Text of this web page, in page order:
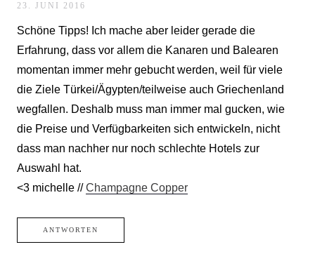
23. JUNI 2016
Schöne Tipps! Ich mache aber leider gerade die
Erfahrung, dass vor allem die Kanaren und Balearen
momentan immer mehr gebucht werden, weil für viele
die Ziele Türkei/Ägypten/teilweise auch Griechenland
wegfallen. Deshalb muss man immer mal gucken, wie
die Preise und Verfügbarkeiten sich entwickeln, nicht
dass man nachher nur noch schlechte Hotels zur
Auswahl hat.
<3 michelle //Champagne Copper
ANTWORTEN